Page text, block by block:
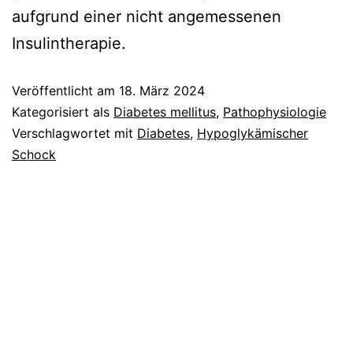
aufgrund einer nicht angemessenen
Insulintherapie.
Veröffentlicht am 18. März 2024
Kategorisiert als Diabetes mellitus, Pathophysiologie
Verschlagwortet mit Diabetes, Hypoglykämischer
Schock